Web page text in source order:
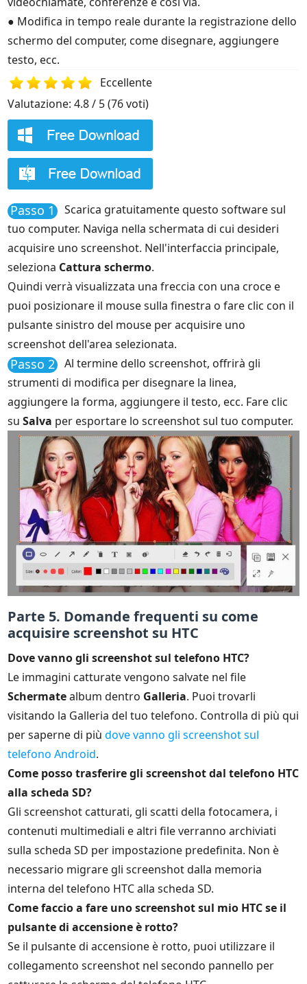
● Modifica in tempo reale durante la registrazione dello
schermo del computer, come disegnare, aggiungere
testo, ecc.
1 2 3 4 5
Eccellente
Valutazione: 4.8 / 5 (76 voti)
Passo 1
Scarica gratuitamente questo software sul
tuo computer. Naviga nella schermata di cui desideri
acquisire uno screenshot. Nell'interfaccia principale,
seleziona Cattura schermo.
Quindi verrà visualizzata una freccia con una croce e
puoi posizionare il mouse sulla finestra o fare clic con il
pulsante sinistro del mouse per acquisire uno
screenshot dell'area selezionata.
Passo 2
Al termine dello screenshot, offrirà gli
strumenti di modifica per disegnare la linea,
aggiungere la forma, aggiungere il testo, ecc. Fare clic
suSalva per esportare lo screenshot sul tuo computer.
Parte 5. Domande frequenti su come
acquisire screenshot su HTC
Dove vanno gli screenshot sul telefono HTC?
Le immagini catturate vengono salvate nel file
Schermatealbum dentro Galleria. Puoi trovarli
visitando la Galleria del tuo telefono. Controlla di più qui
per saperne di piùdove vanno gli screenshot sul
telefono Android.
Come posso trasferire gli screenshot dal telefono HTC
alla scheda SD?
Gli screenshot catturati, gli scatti della fotocamera, i
contenuti multimediali e altri file verranno archiviati
sulla scheda SD per impostazione predefinita. Non è
necessario migrare gli screenshot dalla memoria
interna del telefono HTC alla scheda SD.
Come faccio a fare uno screenshot sul mio HTC se il
pulsante di accensione è rotto?
Se il pulsante di accensione è rotto, puoi utilizzare il
collegamento screenshot nel secondo pannello per